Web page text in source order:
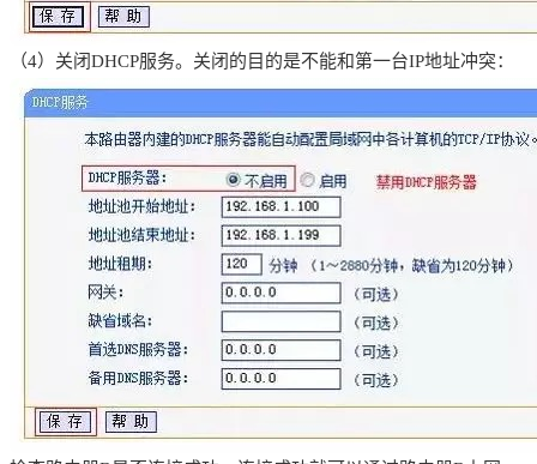
（4）关闭DHCP服务。关闭的目的是不能和第一台IP地址冲突：